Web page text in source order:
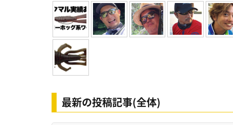
最新の投稿記事(全体)